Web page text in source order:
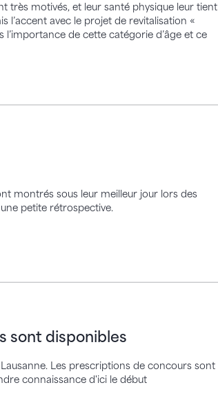
très motivés, et leur santé physique leur tient
l’accent avec le projet de revitalisation «
de cette catégorie d’âge et ce
montrés sous leur meilleur jour lors des
petite rétrospective.
sont disponibles
Les prescriptions de concours sont
connaissance d'ici le début